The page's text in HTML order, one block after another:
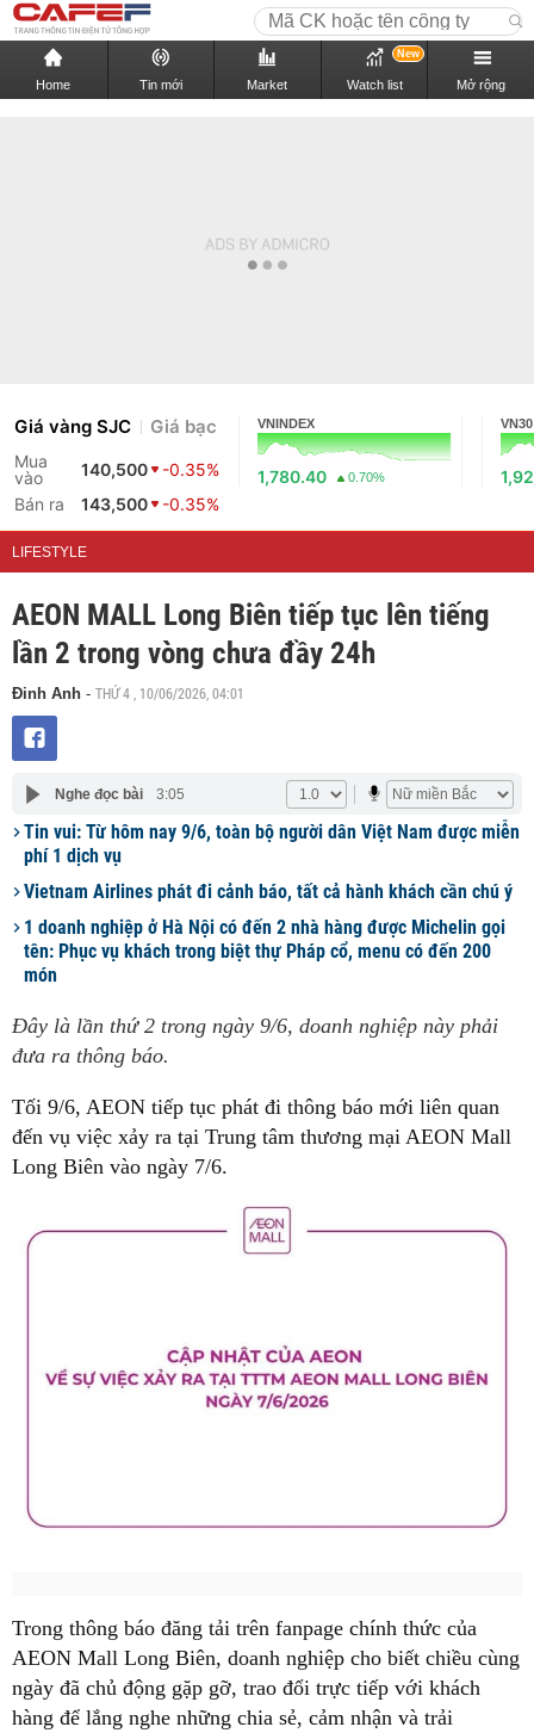
Home Tin mới Market Watch list
New
Mở rộng
Giá vàng SJC Giá bạc
Mua
vào
140,500
-0.35%
Bán ra
143,500 -0.35%
VNINDEX
1,780.40 0.70%
VN30
LIFESTYLE
AEON MALL Long Biên tiếp tục lên tiếng
lần 2 trong vòng chưa đầy 24h
Đinh Anh - THỨ 4 , 10/06/2026, 04:01
Nghe đọc bài 3:05
Tin vui: Từ hôm nay 9/6, toàn bộ người dân Việt Nam được miễn
phí 1 dịch vụ
Vietnam Airlines phát đi cảnh báo, tất cả hành khách cần chú ý
1 doanh nghiệp ở Hà Nội có đến 2 nhà hàng được Michelin gọi
tên: Phục vụ khách trong biệt thự Pháp cổ, menu có đến 200
món
Đây là lần thứ 2 trong ngày 9/6, doanh nghiệp này phải
đưa ra thông báo.
Tối 9/6, AEON tiếp tục phát đi thông báo mới liên quan
đến vụ việc xảy ra tại Trung tâm thương mại AEON Mall
Long Biên vào ngày 7/6.
Trong thông báo đăng tải trên fanpage chính thức của
AEON Mall Long Biên, doanh nghiệp cho biết chiều cùng
ngày đã chủ động gặp gỡ, trao đổi trực tiếp với khách
hàng để lắng nghe những chia sẻ, cảm nhận và trải